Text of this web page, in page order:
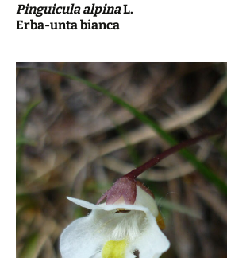
Pinguicula alpinaL.
Erba-unta bianca